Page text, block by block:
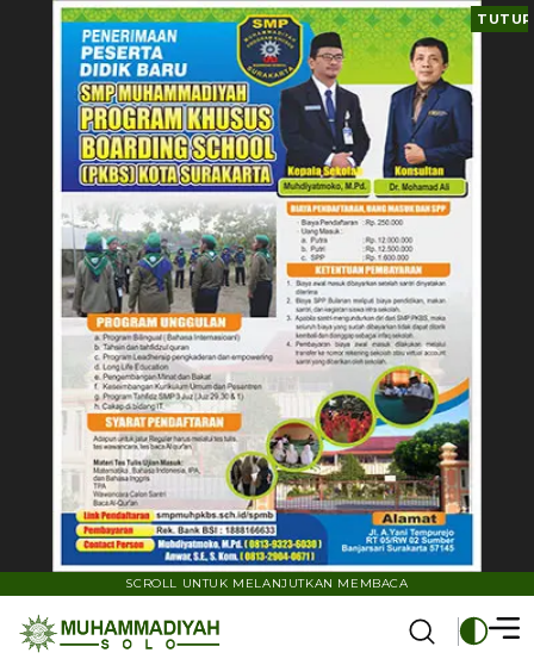
TUTUP
SCROLL UNTUK MELANJUTKAN MEMBACA